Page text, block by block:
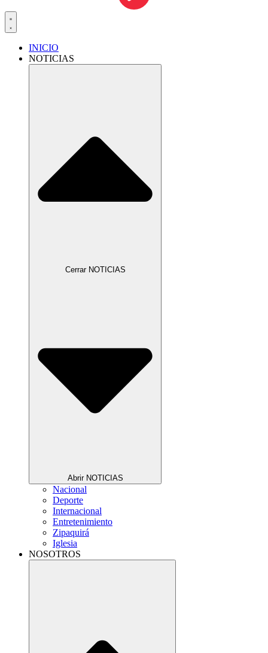
INICIO
NOTICIAS
Cerrar NOTICIAS
Abrir NOTICIAS
Nacional
Deporte
Internacional
Entretenimiento
Zipaquirá
Iglesia
NOSOTROS